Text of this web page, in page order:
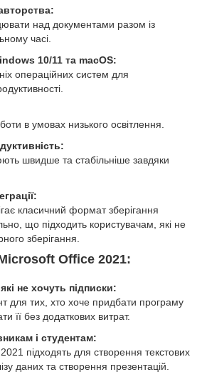
над документами разом із
часі.
10/11 та macOS:
операційних систем для
в умовах низького освітлення.
швидше та стабільніше завдяки
класичний формат зберігання
що підходить користувачам, які не
зберігання.
Office 2021:
не хочуть підписки:
для тих, хто хоче придбати програму
її без додаткових витрат.
і студентам:
підходять для створення текстових
даних та створення презентацій.